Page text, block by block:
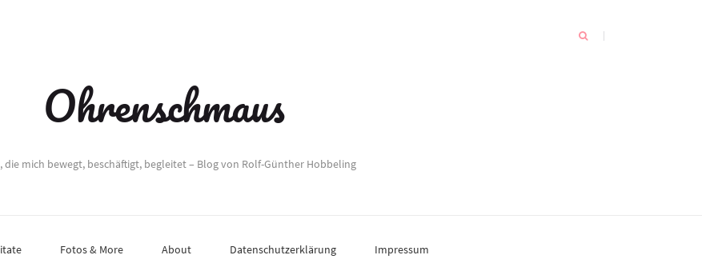
Ohrenschmaus
die mich bewegt, beschäftigt, begleitet – Blog von Rolf-Günther Hobbeling
Fotos & More About Datenschutzerklärung Impressum